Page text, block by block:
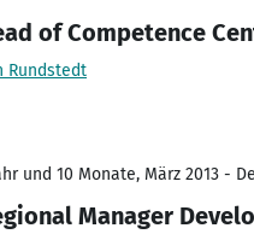
of Competence
Rundstedt
und 10 Monate, März 2013 -
Manager